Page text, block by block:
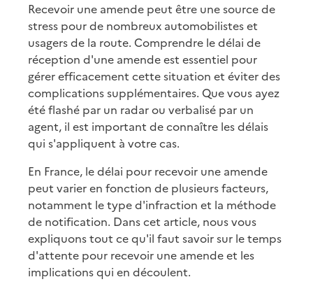
Recevoir une amende peut être une source de
stress pour de nombreux automobilistes et
usagers de la route. Comprendre le délai de
réception d'une amende est essentiel pour
gérer efficacement cette situation et éviter des
complications supplémentaires. Que vous ayez
été flashé par un radar ou verbalisé par un
agent, il est important de connaître les délais
qui s'appliquent à votre cas.
En France, le délai pour recevoir une amende
peut varier en fonction de plusieurs facteurs,
notamment le type d'infraction et la méthode
de notification. Dans cet article, nous vous
expliquons tout ce qu'il faut savoir sur le temps
d'attente pour recevoir une amende et les
implications qui en découlent.